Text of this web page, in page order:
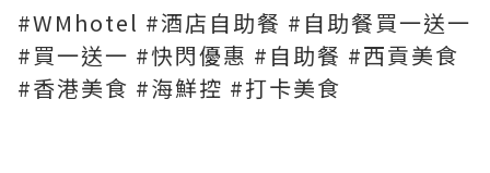
#WMhotel #酒店自助餐 #自助餐買一送一
#買一送一 #快閃優惠 #自助餐 #西貢美食